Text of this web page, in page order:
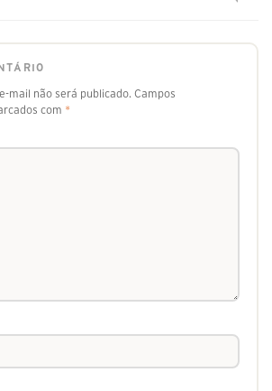
mail não será publicado. Campos
com *